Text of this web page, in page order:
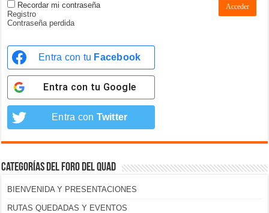
Recordar mi contraseña Acceder
Registro
Contraseña perdida
Entra con tu Facebook
Entra con tu Google
Entra con Twitter
Categorías del foro del Quad
BIENVENIDA Y PRESENTACIONES
RUTAS QUEDADAS Y EVENTOS